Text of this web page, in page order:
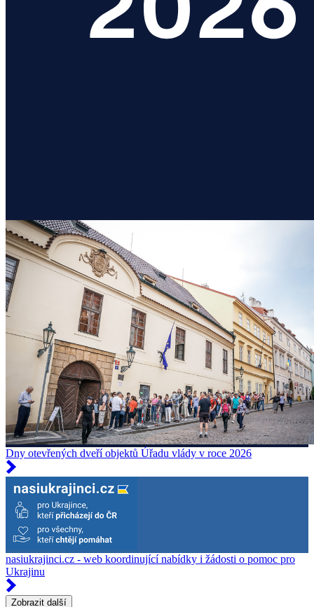
Dny otevřených dveří objektů Úřadu vlády v roce 2026
nasiukrajinci.cz - web koordinující nabídky i žádosti o pomoc pro
Ukrajinu
Zobrazit další